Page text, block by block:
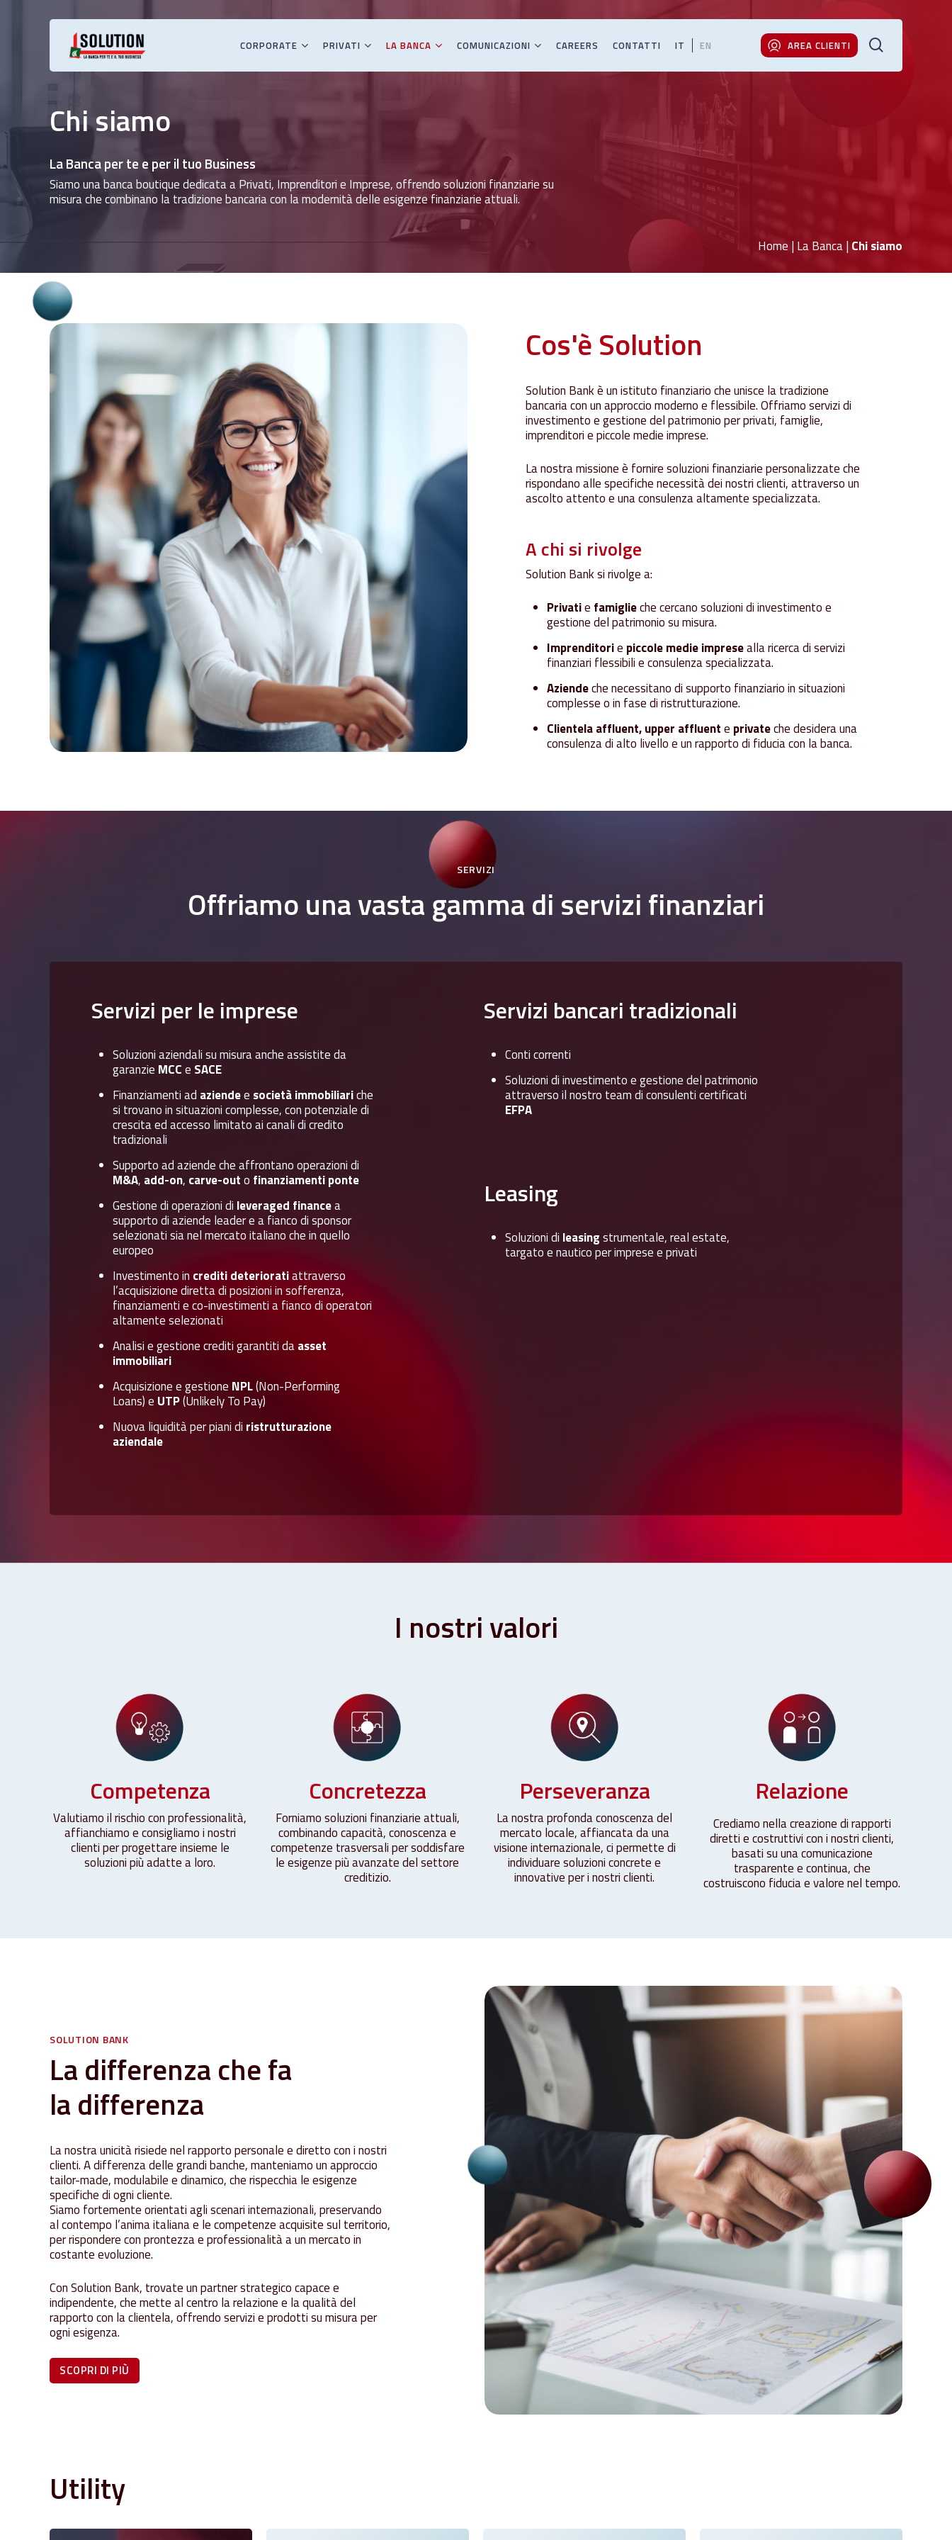
Premi INVIO per cercare o ESC per chiudere
CORPORATE PRIVATI LA BANCA COMUNICAZIONI CAREERS CONTATTI IT EN AREA CLIENTI
Chi siamo
La Banca per te e per il tuo Business
Siamo una banca boutique dedicata a Privati, Imprenditori e Imprese, offrendo soluzioni finanziarie su
misura che combinano la tradizione bancaria con la modernità delle esigenze finanziarie attuali.
Home | La Banca| Chi siamo
Cos'èSolution
Solution Bank è un istituto finanziario che unisce la tradizione
bancaria con un approccio moderno e flessibile.Offriamo servizi di
investimento e gestione del patrimonio per privati, famiglie,
imprenditori e piccole medie imprese.
La nostra missione è fornire soluzioni finanziarie personalizzate che
rispondano alle specifiche necessità dei nostri clienti, attraverso un
ascolto attento e una consulenza altamente specializzata.
A chi si rivolge
Solution Bank si rivolge a:
Privatie famiglieche cercano soluzioni di investimento e
gestione del patrimonio su misura.
Imprenditorie piccole medie impresealla ricerca di servizi
finanziari flessibili e consulenza specializzata.
Aziendeche necessitano di supporto finanziario in situazioni
complesse o in fase di ristrutturazione.
Clientela affluent, upper affluente privateche desidera una
consulenza di alto livello e un rapporto di fiducia con la banca.
SERVIZI
Offriamounavastagammadi servizifinanziari
Servizi per le imprese
Soluzioni aziendali su misura anche assistite da
garanzie MCCe SACE
Finanziamenti ad aziendee società immobiliariche
si trovano in situazioni complesse, con potenziale di
crescita ed accesso limitato ai canali di credito
tradizionali
Supporto ad aziende che affrontano operazioni di
M&A, add-on, carve-outo finanziamenti ponte
Gestione di operazioni di leveraged financea
supporto di aziende leader e a fianco di sponsor
selezionati sia nel mercato italiano che in quello
europeo
Investimento in crediti deterioratiattraverso
l’acquisizione diretta di posizioni in sofferenza,
finanziamenti e co-investimenti a fianco di operatori
altamente selezionati
Analisi e gestione crediti garantiti daasset
immobiliari
Acquisizione e gestione NPL(Non-Performing
Loans) e UTP(Unlikely To Pay)
Nuova liquidità per piani di ristrutturazione
aziendale
Servizi bancari tradizionali
Conti correnti
Soluzioni di investimento e gestione del patrimonio
attraverso il nostro team di consulenti certificati
EFPA
Leasing
Soluzioni di leasingstrumentale, real estate,
targato e nautico per imprese e privati
I nostrivalori
Competenza
Valutiamo il rischio con professionalità,
affianchiamo e consigliamo i nostri
clienti per progettare insieme le
soluzioni più adatte a loro.
Concretezza
Forniamo soluzioni finanziarie attuali,
combinando capacità, conoscenza e
competenze trasversali per soddisfare
le esigenze più avanzate del settore
creditizio.
Perseveranza
La nostra profonda conoscenza del
mercato locale, affiancata da una
visione internazionale, ci permette di
individuare soluzioni concrete e
innovative per i nostri clienti.
Relazione
Crediamo nella creazione di rapporti
diretti e costruttivi con i nostri clienti,
basati su una comunicazione
trasparente e continua, che
costruiscono fiducia e valore nel tempo.
SOLUTION BANK
Ladifferenzachefa
ladifferenza
La nostra unicità risiede nel rapporto personale e diretto con i nostri
clienti. A differenza delle grandi banche, manteniamo un approccio
tailor-made, modulabile e dinamico, che rispecchia le esigenze
specifiche di ogni cliente.
Siamo fortemente orientati agli scenari internazionali, preservando
al contempo l’anima italiana e le competenze acquisite sul territorio,
per rispondere con prontezza e professionalità a un mercato in
costante evoluzione.
Con Solution Bank, trovate un partner strategico capace e
indipendente, che mette al centro la relazione e la qualità del
rapporto con la clientela, offrendo servizi e prodotti su misura per
ogni esigenza.
SCOPRI DI PIÙ
Utility